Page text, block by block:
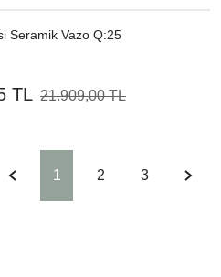
Seramik Vazo Q:25
TL 21.909,00 TL
1 2 3